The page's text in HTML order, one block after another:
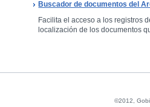
Buscador de documentos del
Facilita el acceso a los registros
localización de los documentos
©2012,